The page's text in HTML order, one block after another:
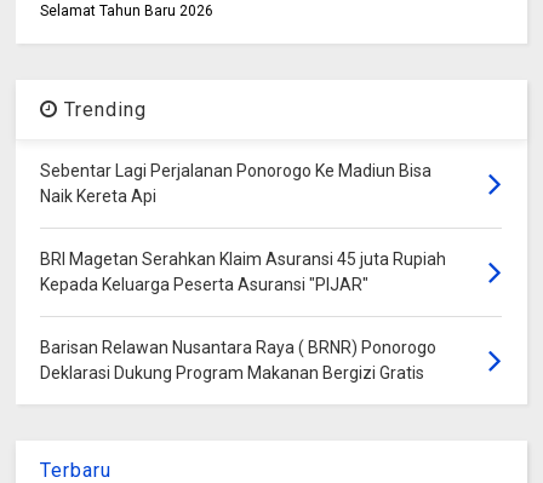
Selamat Tahun Baru 2026
Trending
Sebentar Lagi Perjalanan Ponorogo Ke Madiun Bisa
Naik Kereta Api
BRI Magetan Serahkan Klaim Asuransi 45 juta Rupiah
Kepada Keluarga Peserta Asuransi "PIJAR"
Barisan Relawan Nusantara Raya ( BRNR) Ponorogo
Deklarasi Dukung Program Makanan Bergizi Gratis
Terbaru